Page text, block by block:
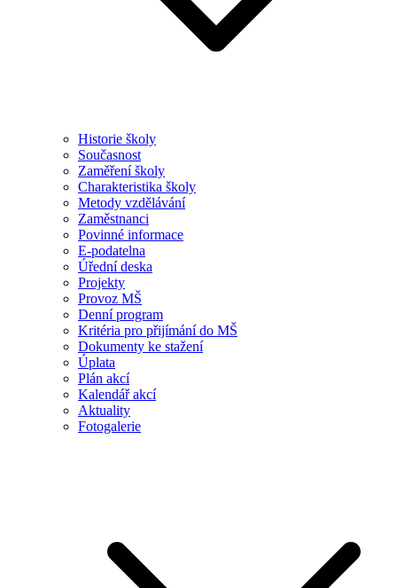
Historie školy
Současnost
Zaměření školy
Charakteristika školy
Metody vzdělávání
Zaměstnanci
Povinné informace
E-podatelna
Úřední deska
Projekty
Provoz MŠ
Denní program
Kritéria pro přijímání do MŠ
Dokumenty ke stažení
Úplata
Plán akcí
Kalendář akcí
Aktuality
Fotogalerie